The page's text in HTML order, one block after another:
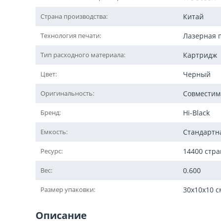
Страна производства: Китай
Технология печати: Лазерная
Тип расходного материала: Картридж
Цвет: Черный
Оригинальность:
Бренд: Hi-Black
Емкость:
Ресурс: 14400
Вес: 0.600
Размер упаковки: 30x10x10
Описание